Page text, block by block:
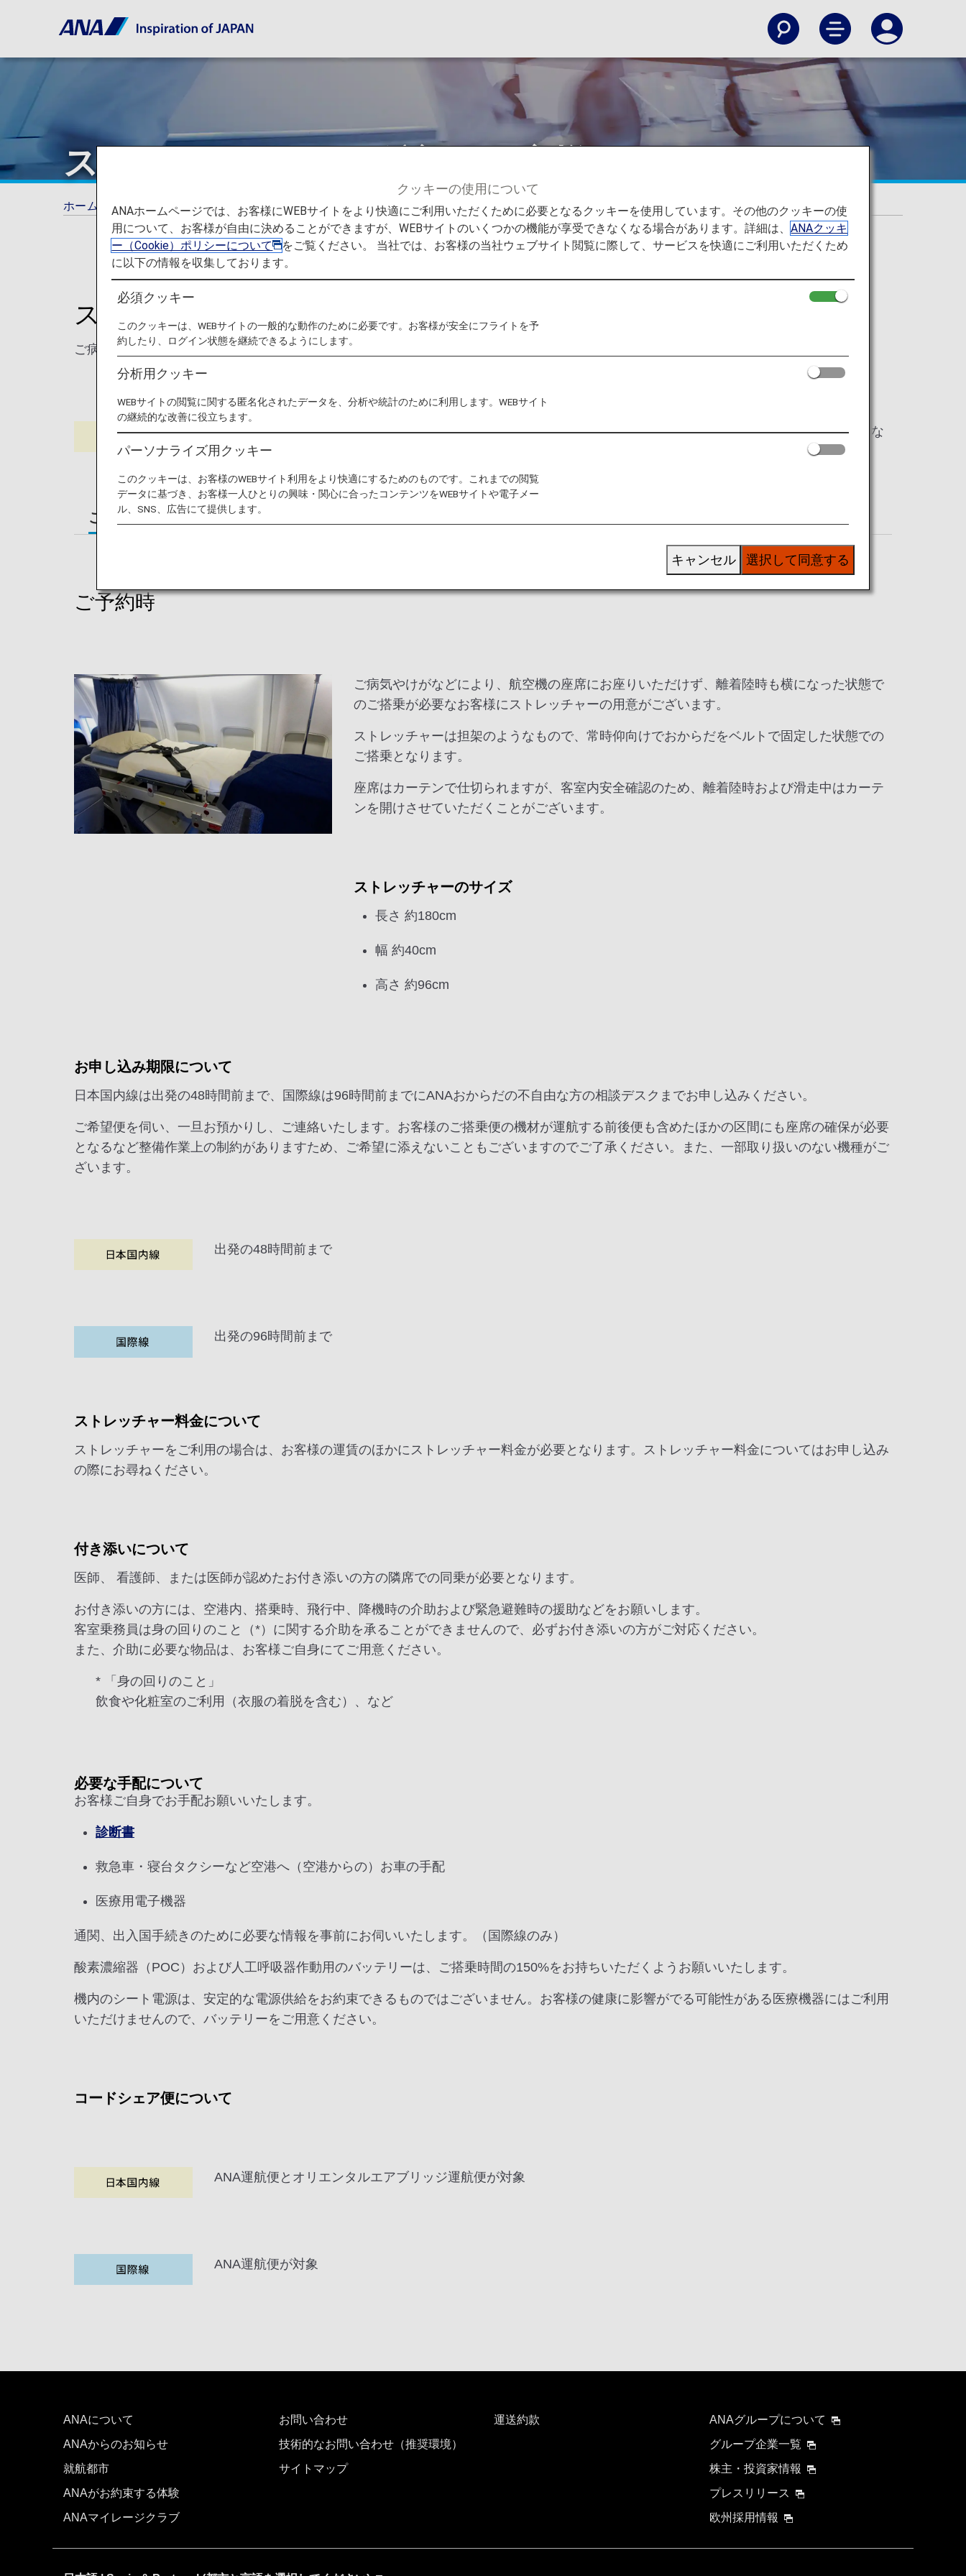
ストレッチャーをご希望のお客様
ホーム ご旅行の準備 お手伝いが必要なお客様へのご案内 病気やけがのあるお客様 ストレッチャーをご希望のお客様
ストレッチャーをご希望のお客様
ご病気やけがなどにより、離着陸時も横になった状態でのご搭乗が必要なお客様へストレッチャーのご案内です。
「日本国内線」「国際線」アイコンの記載がある項目は、日本国内線と国際線で内容が異な
ります。アイコンの記載がない項目は、日本国内線と国際線で同様の内容となります。
ご予約時 ご搭乗時
ご予約時
ご病気やけがなどにより、航空機の座席にお座りいただけず、離着陸時も横になった状態で
のご搭乗が必要なお客様にストレッチャーの用意がございます。
ストレッチャーは担架のようなもので、常時仰向けでおからだをベルトで固定した状態での
ご搭乗となります。
座席はカーテンで仕切られますが、客室内安全確認のため、離着陸時および滑走中はカーテ
ンを開けさせていただくことがございます。
ストレッチャーのサイズ
長さ 約180cm
幅 約40cm
高さ 約96cm
お申し込み期限について
日本国内線は出発の48時間前まで、国際線は96時間前までにANAおからだの不自由な方の相談デスクまでお申し込みください。
ご希望便を伺い、一旦お預かりし、ご連絡いたします。お客様のご搭乗便の機材が運航する前後便も含めたほかの区間にも座席の確保が必要
となるなど整備作業上の制約がありますため、ご希望に添えないこともございますのでご了承ください。また、一部取り扱いのない機種がご
ざいます。
出発の48時間前まで
出発の96時間前まで
ストレッチャー料金について
ストレッチャーをご利用の場合は、お客様の運賃のほかにストレッチャー料金が必要となります。ストレッチャー料金についてはお申し込み
の際にお尋ねください。
付き添いについて
医師、 看護師、または医師が認めたお付き添いの方の隣席での同乗が必要となります。
お付き添いの方には、空港内、搭乗時、飛行中、降機時の介助および緊急避難時の援助などをお願いします。
客室乗務員は身の回りのこと（*）に関する介助を承ることができませんので、必ずお付き添いの方がご対応ください。
また、介助に必要な物品は、お客様ご自身にてご用意ください。
* 「身の回りのこと」
飲食や化粧室のご利用（衣服の着脱を含む）、など
必要な手配について
お客様ご自身でお手配お願いいたします。
診断書
救急車・寝台タクシーなど空港へ（空港からの）お車の手配
医療用電子機器
通関、出入国手続きのために必要な情報を事前にお伺いいたします。（国際線のみ）
酸素濃縮器（POC）および人工呼吸器作動用のバッテリーは、ご搭乗時間の150%をお持ちいただくようお願いいたします。
機内のシート電源は、安定的な電源供給をお約束できるものではございません。お客様の健康に影響がでる可能性がある医療機器にはご利用
いただけませんので、バッテリーをご用意ください。
コードシェア便について
ANA運航便とオリエンタルエアブリッジ運航便が対象
ANA運航便が対象
ANAについて
ANAからのお知らせ
就航都市
ANAがお約束する体験
ANAマイレージクラブ
お問い合わせ
技術的なお問い合わせ（推奨環境）
サイトマップ
運送約款
ANAグループについて
グループ企業一覧
株主・投資家情報
プレスリリース
欧州採用情報
クッキーの使用について
ANAホームページでは、お客様にWEBサイトをより快適にご利用いただくために必要となるクッキーを使用しています。その他のクッキーの使
用について、お客様が自由に決めることができますが、WEBサイトのいくつかの機能が享受できなくなる場合があります。詳細は、ANAクッキ
ー（Cookie）ポリシーについて
をご覧ください。 当社では、お客様の当社ウェブサイト閲覧に際して、サービスを快適にご利用いただくため
に以下の情報を収集しております。
必須クッキー
このクッキーは、WEBサイトの一般的な動作のために必要です。お客様が安全にフライトを予
約したり、ログイン状態を継続できるようにします。
分析用クッキー
WEBサイトの閲覧に関する匿名化されたデータを、分析や統計のために利用します。WEBサイト
の継続的な改善に役立ちます。
パーソナライズ用クッキー
このクッキーは、お客様のWEBサイト利用をより快適にするためのものです。これまでの閲覧
データに基づき、お客様一人ひとりの興味・関心に合ったコンテンツをWEBサイトや電子メー
ル、SNS、広告にて提供します。
選択して同意する
キャンセル